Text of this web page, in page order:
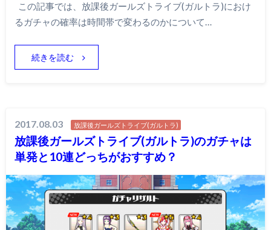
この記事では、放課後ガールズトライブ(ガルトラ)におけ
るガチャの確率は時間帯で変わるのかについて…
続きを読む
2017.08.03 放課後ガールズトライブ(ガルトラ)
放課後ガールズトライブ(ガルトラ)のガチャは
単発と10連どっちがおすすめ？